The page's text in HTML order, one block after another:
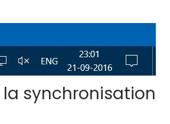
la synchronisation